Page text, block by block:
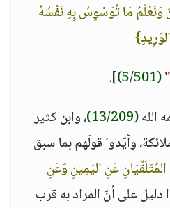
وَنَعْلَمُ مَا تُوَسْوِسُ بِهِ نَفْسُهُ
(5/501)
].
الله(13/209)
، وابن كثير
وأيّدوا قولَهم بما سبق
عَنِ اليَمِينِ وَعَنِ
دليل على أنّ المراد به قرب